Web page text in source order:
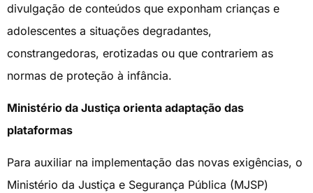
divulgação de conteúdos que exponham crianças e
adolescentes a situações degradantes,
constrangedoras, erotizadas ou que contrariem as
normas de proteção à infância.
Ministério da Justiça orienta adaptação das
plataformas
Para auxiliar na implementação das novas exigências, o
Ministério da Justiça e Segurança Pública (MJSP)